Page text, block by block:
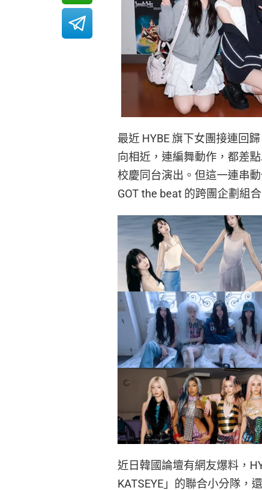
最近 HYBE 旗下女團接連回
向相近，連編舞動作，都差
校慶同台演出。但這一連串
GOT the beat 的跨團企劃組
近日韓國論壇有網友爆料，
KATSEYE」的聯合小分隊，